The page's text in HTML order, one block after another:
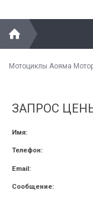
Мотоциклы Аояма
ЗАПРОС
Имя:
Телефон:
Email:
Сообщение: